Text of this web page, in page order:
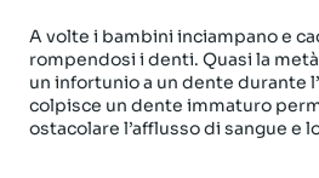
A volte i bambini inciampano e
rompendosi i denti. Quasi la
un infortunio a un dente durante
colpisce un dente immaturo
ostacolare l’afflusso di sangue e